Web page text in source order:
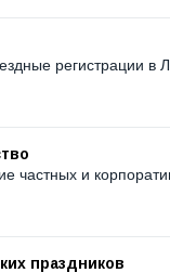
регистрации в
частных и
праздников